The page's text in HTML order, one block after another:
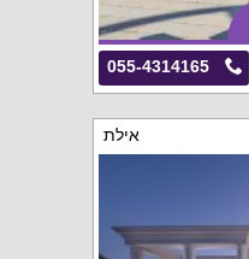
055-4314165
אילת